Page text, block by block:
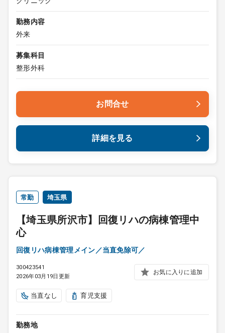
勤務内容
外来
募集科目
整形外科
お問合せ
詳細を見る
常勤 埼玉県
【埼玉県所沢市】回復リハの病棟管理中
心
回復リハ病棟管理メイン／当直免除可／
300423541
2026年03月19日更新
お気に入りに追加
当直なし 育児支援
勤務地